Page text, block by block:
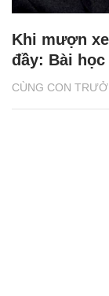
CÙNG CON
Khi mượn
đầy: Bài